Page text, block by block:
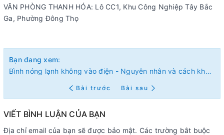
VĂN PHÒNG THANH HÓA: Lô CC1, Khu Công Nghiệp Tây Bắc
Ga, Phường Đông Thọ
Bạn đang xem:
Bình nóng lạnh không vào điện - Nguyên nhân và cách khắc phục
Bài trước Bài sau
VIẾT BÌNH LUẬN CỦA BẠN
Địa chỉ email của bạn sẽ được bảo mật. Các trường bắt buộc